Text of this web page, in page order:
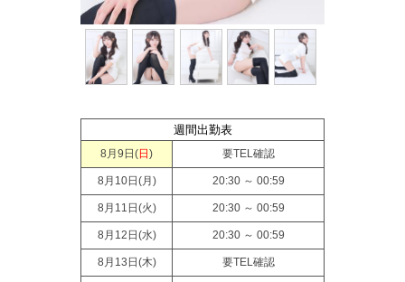
週間出勤表
8月9日(日 ) 要TEL確認
8月10日(月 ) 20:30 ～ 00:59
8月11日(火) 20:30 ～ 00:59
8月12日(水) 20:30 ～ 00:59
8月13日(木) 要TEL確認